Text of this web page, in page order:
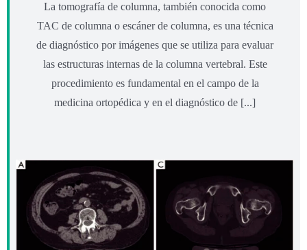
La tomografía de columna, también conocida como
TAC de columna o escáner de columna, es una técnica
de diagnóstico por imágenes que se utiliza para evaluar
las estructuras internas de la columna vertebral. Este
procedimiento es fundamental en el campo de la
medicina ortopédica y en el diagnóstico de [...]